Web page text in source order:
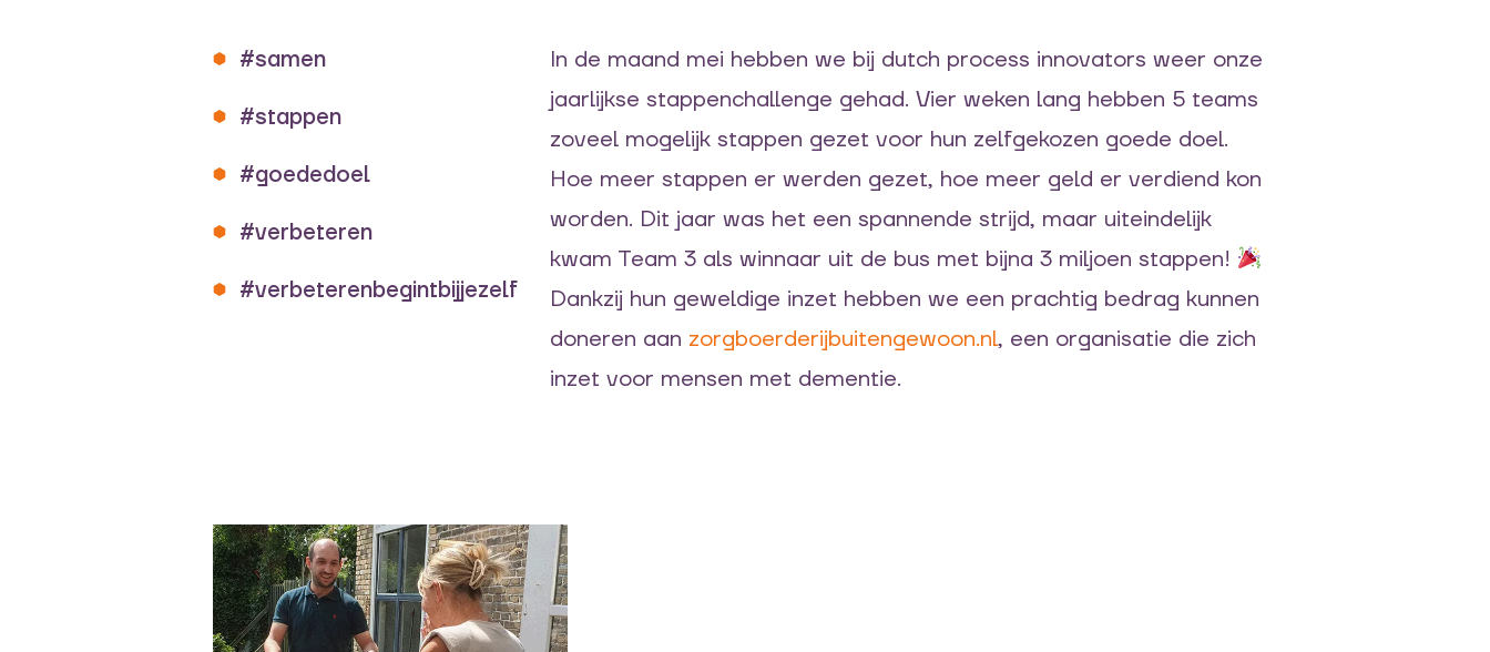
#samen
#stappen
#goededoel
#verbeteren
#verbeterenbegintbijjezelf
In de maand mei hebben we bij dutch process innovators weer onze
jaarlijkse stappenchallenge gehad. Vier weken lang hebben 5 teams
zoveel mogelijk stappen gezet voor hun zelfgekozen goede doel.
Hoe meer stappen er werden gezet, hoe meer geld er verdiend kon
worden. Dit jaar was het een spannende strijd, maar uiteindelijk
kwam Team 3 als winnaar uit de bus met bijna 3 miljoen stappen!
Dankzij hun geweldige inzet hebben we een prachtig bedrag kunnen
doneren aan zorgboerderijbuitengewoon.nl, een organisatie die zich
inzet voor mensen met dementie.